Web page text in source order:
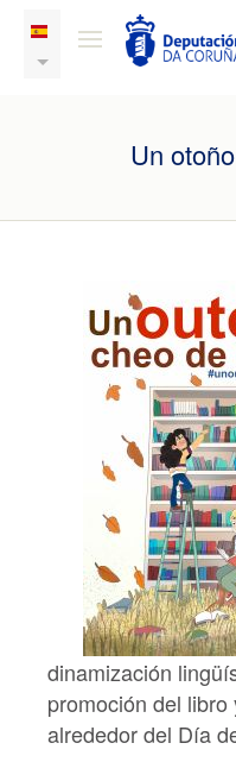
Un
dinamización
promoción del
alrededor del Día